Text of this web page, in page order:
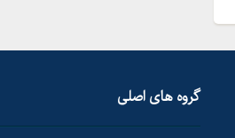
گروه های اصلی